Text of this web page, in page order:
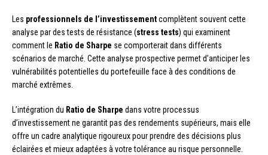
Les professionnels de l’investissementcomplètent souvent cette
analyse par des tests de résistance (stress tests) qui examinent
comment le Ratio de Sharpe se comporterait dans différents
scénarios de marché. Cette analyse prospective permet d’anticiper les
vulnérabilités potentielles du portefeuille face à des conditions de
marché extrêmes.
L’intégration du Ratio de Sharpe dans votre processus
d’investissement ne garantit pas des rendements supérieurs, mais elle
offre un cadre analytique rigoureux pour prendre des décisions plus
éclairées et mieux adaptées à votre tolérance au risque personnelle.